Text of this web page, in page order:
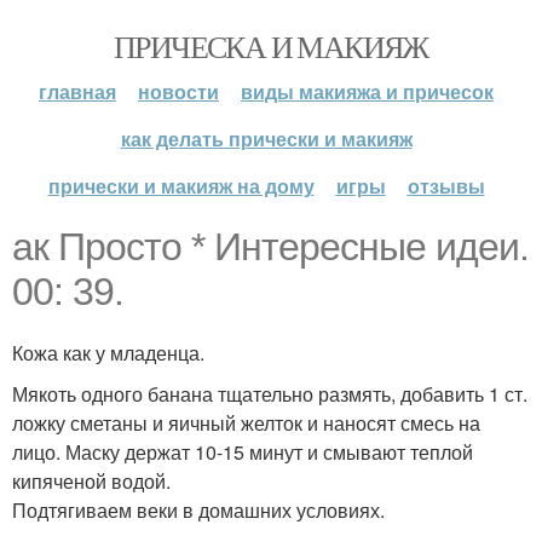
ПРИЧЕСКА И МАКИЯЖ
главная новости
виды макияжа и причесок
как делать прически и макияж
прически и макияж на дому
игры отзывы
ак Просто * Интересные идеи.
00: 39.
Кожа как у младенца.
Мякоть одного банана тщательно размять, добавить 1 ст.
ложку сметаны и яичный желток и наносят смесь на
лицо. Маску держат 10-15 минут и смывают теплой
кипяченой водой.
Подтягиваем веки в домашних условиях.